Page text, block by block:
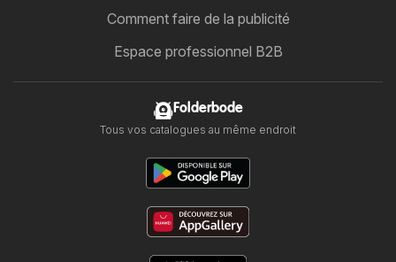
Comment faire de la publicité
Espace professionnel B2B
Folderbode
Tous vos catalogues au même endroit